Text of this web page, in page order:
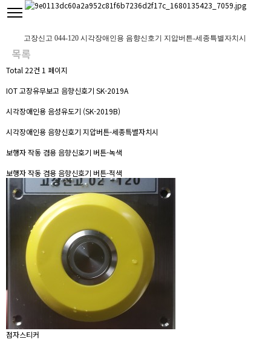
고장신고 044-120 시각장애인용 음향신호기 지압버튼-세종특별자치시
목록
Total 22건 1 페이지
IOT 고장유무보고 음향신호기 SK-2019A
시각장애인용 음성유도기 (SK-2019B)
시각장애인용 음향신호기 지압버튼-세종특별자치시
보행자 작동 겸용 음향신호기 버튼-녹색
보행자 작동 겸용 음향신호기 버튼-적색
점자스티커